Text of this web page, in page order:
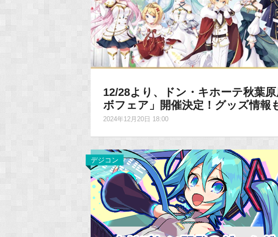
12/28より、ドン・キホーテ秋葉
ボフェア」開催決定！グッズ情報
2024年12月20日 18:00
デジコン